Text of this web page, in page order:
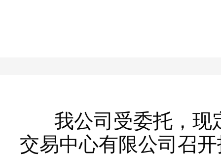
我公司受委托，现
交易中心有限公司召